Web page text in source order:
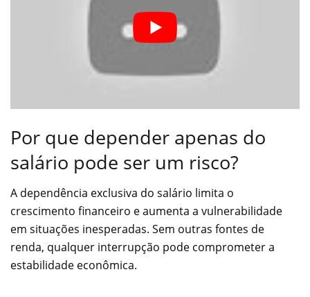
Por que depender apenas do
salário pode ser um risco?
A dependência exclusiva do salário limita o
crescimento financeiro e aumenta a vulnerabilidade
em situações inesperadas. Sem outras fontes de
renda, qualquer interrupção pode comprometer a
estabilidade econômica.